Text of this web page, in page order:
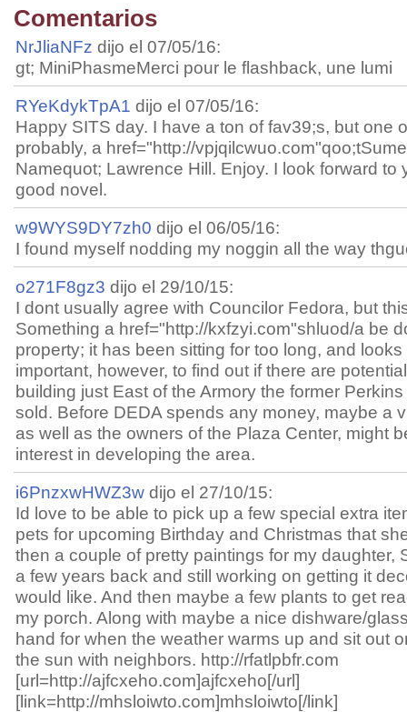
Comentarios
NrJliaNFz dijo el 07/05/16:
gt; MiniPhasmeMerci pour le flashback, une lumi
RYeKdykTpA1 dijo el 07/05/16:
Happy SITS day. I have a ton of fav39;s, but one
probably, a href="http://
Namequot; Lawrence Hill. Enjoy. I look forward to
good novel.
w9WYS9DY7zh0 dijo el 06/05/16:
I found myself nodding my noggin all the way
o271F8gz3 dijo el 29/10/15:
I dont usually agree with Councilor Fedora, but
Something a href="http://kxfzyi.com"shluod/a be
property; it has been sitting for too long, and
important, however, to find out if there are
building just East of the Armory the former
sold. Before DEDA spends any money, maybe a
as well as the owners of the Plaza Center, might
interest in developing the area.
i6PnzxwHWZ3w dijo el 27/10/15:
Id love to be able to pick up a few special extra
pets for upcoming Birthday and Christmas that
then a couple of pretty paintings for my daughter,
a few years back and still working on getting it
would like. And then maybe a few plants to get
my porch. Along with maybe a nice dishware/
hand for when the weather warms up and sit out
the sun with neighbors. http://rfatlpbfr.com
[url=http://ajfcxeho.com]ajfcxeho[/url]
[link=http://mhsloiwto.com]mhsloiwto[/link]